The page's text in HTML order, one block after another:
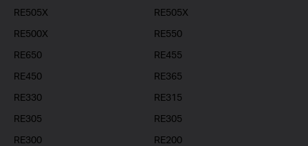
RE505X
RE505X
RE500X
RE550
RE650
RE455
RE450
RE365
RE330
RE315
RE305
RE305
RE300
RE200